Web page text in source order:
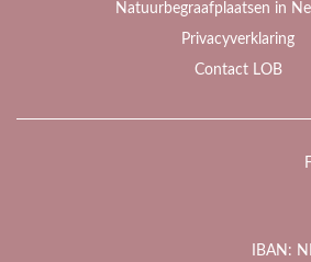
Natuurbegraafplaatsen in
Privacyverklaring
Contact LOB
IBAN: